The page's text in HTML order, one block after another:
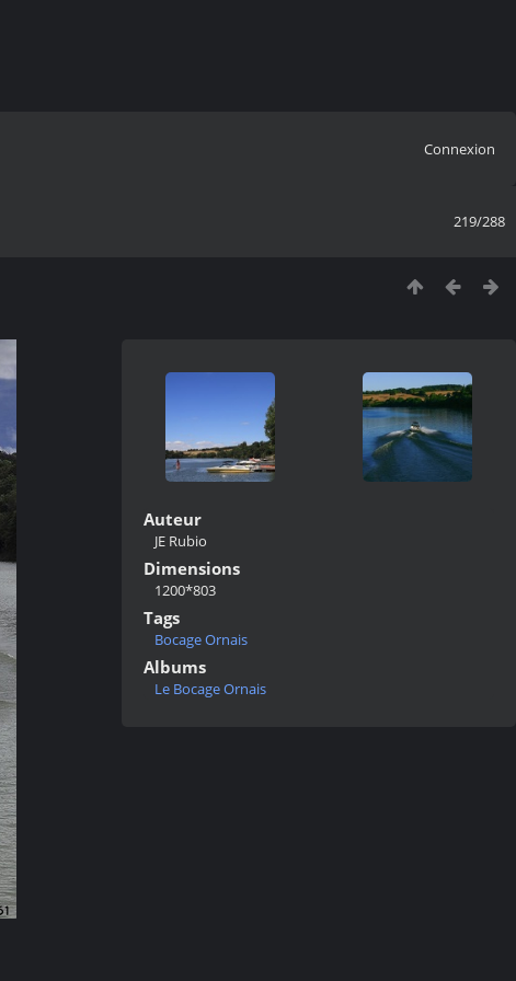
Connexion
219/288
Auteur
JE Rubio
Dimensions
1200*803
Tags
Bocage Ornais
Albums
Le Bocage Ornais